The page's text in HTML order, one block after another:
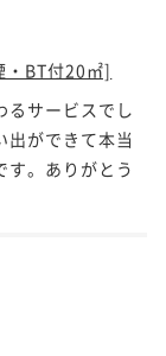
・BT付20㎡]
るサービスでし
出ができて本当
す。ありがとう